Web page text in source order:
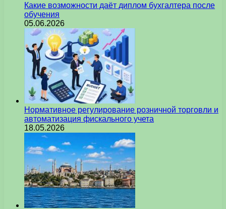
Какие возможности даёт диплом бухгалтера после
обучения
05.06.2026
Нормативное регулирование розничной торговли и
автоматизация фискального учета
18.05.2026